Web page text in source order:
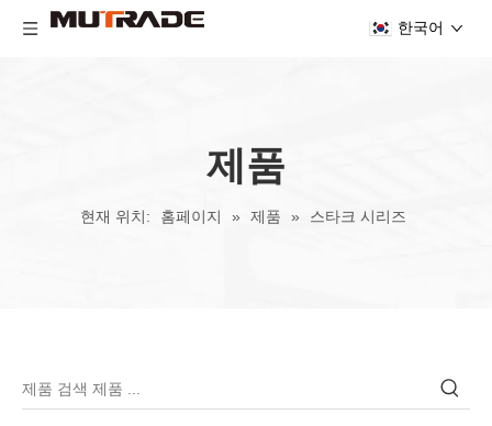
한국어
제품
현재 위치: 홈페이지 » 제품 » 스타크 시리즈